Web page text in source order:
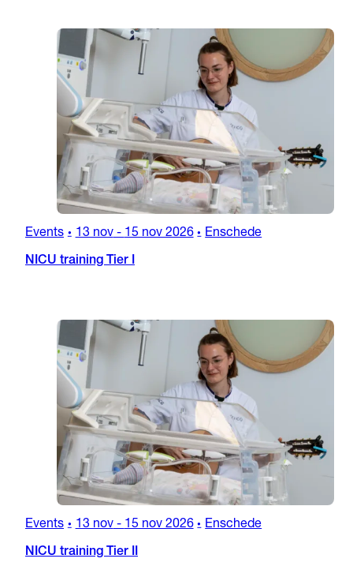
Events • 13 nov- 15 nov 2026 • Enschede
NICU training Tier I
Events • 13 nov- 15 nov 2026 • Enschede
NICU training Tier II